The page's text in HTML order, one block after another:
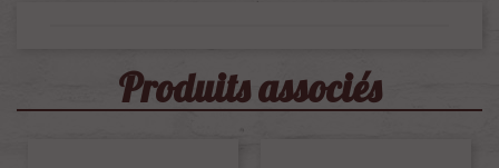
Produits associés